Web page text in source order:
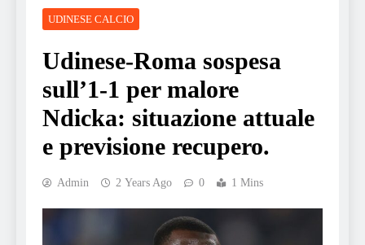
UDINESE CALCIO
Udinese-Roma sospesa
sull’1-1 per malore
Ndicka: situazione attuale
e previsione recupero.
Admin 2 Years Ago 0 1 Mins